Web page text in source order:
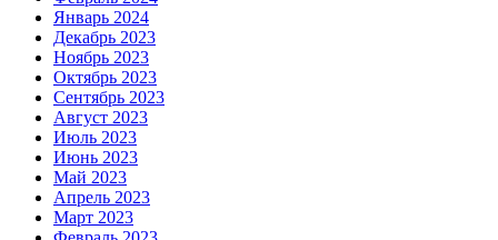
Январь 2024
Декабрь 2023
Ноябрь 2023
Октябрь 2023
Сентябрь 2023
Август 2023
Июль 2023
Июнь 2023
Май 2023
Апрель 2023
Март 2023